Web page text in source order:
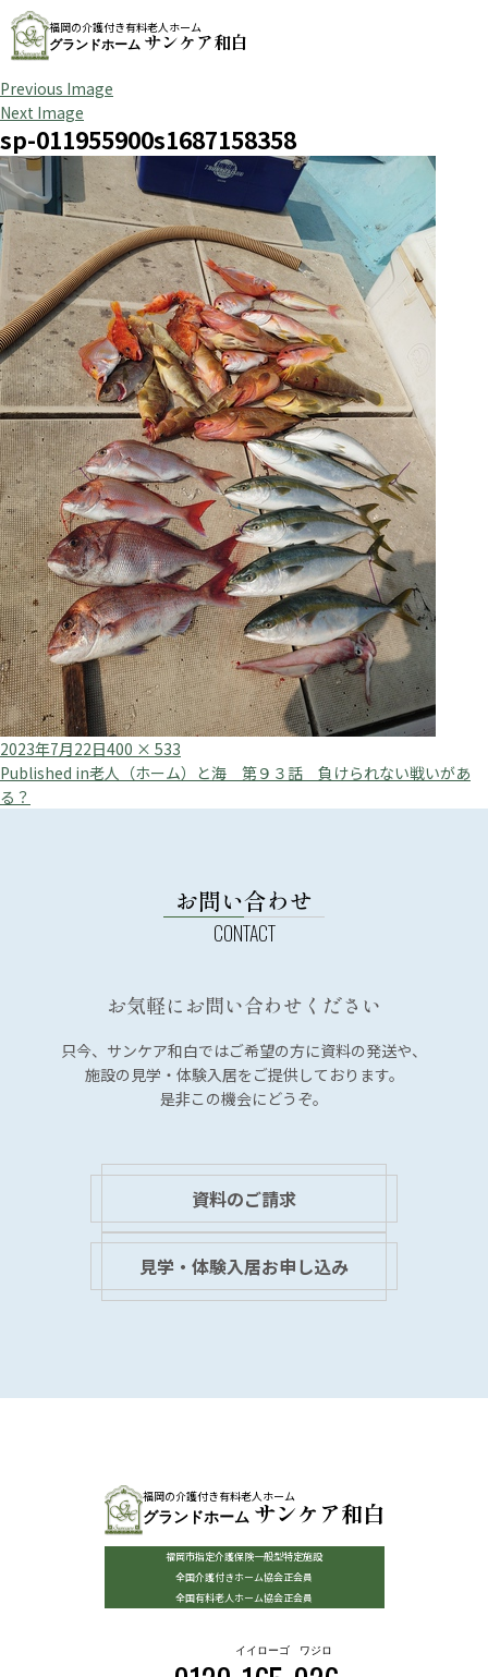
福岡の介護付き有料老人ホーム
グランドホーム サンケア和白
Previous Image
Next Image
sp-011955900s1687158358
Posted
on
2023年7月22日Full
size
400 × 533
投
稿
Published in老人（ホーム）と海 第９３話 負けられない戦いがあ
る？
お問い合わせ
お気軽にお問い合わせください
只今、サンケア和白ではご希望の方に資料の発送や、
施設の見学・体験入居をご提供しております。
是非この機会にどうぞ。
資料のご請求
見学・体験入居お申し込み
福岡の介護付き有料老人ホーム
グランドホーム サンケア和白
福岡市指定介護保険一般型特定施設
全国介護付きホーム協会正会員
全国有料老人ホーム協会正会員
イイローゴ ワジロ